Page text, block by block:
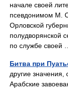
начале своей
псевдонимом М.
Орловской
полудворянской
по службе своей
Битва при
другие
Арабские